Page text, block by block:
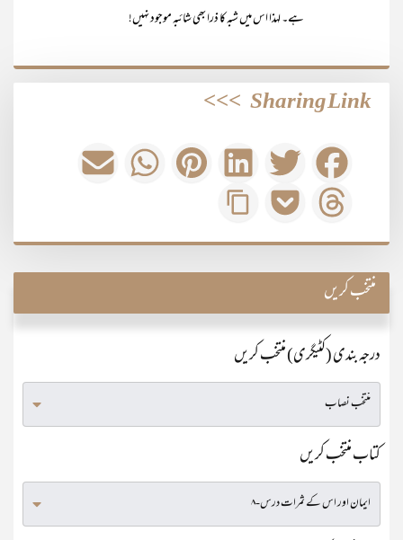
ہے۔ لہذا اس میں شبہ کا ذرا بھی شائبہ موجود نہیں!
Sharing Link
>>>
منتخب کریں
درجہ بندی (کٹیگری) منتخب کریں
کتاب منتخب کریں